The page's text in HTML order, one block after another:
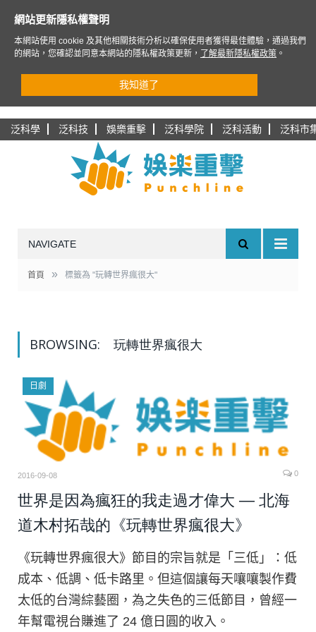
泛科學 泛科技 娛樂重擊 泛科學院 泛科活動 泛科市
NAVIGATE
首頁 » 標籤為 "玩轉世界瘋很大"
BROWSING: 玩轉世界瘋很大
日劇
2016-09-08 0
世界是因為瘋狂的我走過才偉大 — 北海
道木村拓哉的《玩轉世界瘋很大》
《玩轉世界瘋很大》節目的宗旨就是「三低」：低
成本、低調、低卡路里。但這個讓每天嚷嚷製作費
太低的台灣綜藝圈，為之失色的三低節目，曾經一
年幫電視台賺進了 24 億日圓的收入。
網站更新隱私權聲明
本網站使用 cookie 及其他相關技術分析以確保使用者獲得最佳體驗，通過我們
的網站，您確認並同意本網站的隱私權政策更新，
了解最新隱私權政策 。
我知道了